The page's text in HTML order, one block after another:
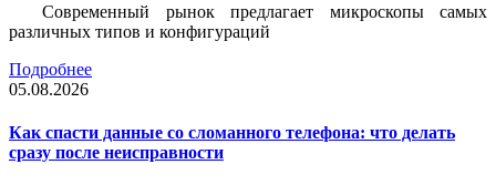
Современный рынок предлагает микроскопы самых
различных типов и конфигураций
Подробнее
05.08.2026
Как спасти данные со сломанного телефона: что делать
сразу после неисправности